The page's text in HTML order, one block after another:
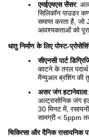
एमईएमएस सेंसर:
सिलिकॉन पाउडर
समाप्त करता है,
आवश्यकताओं को
धातु निर्माण के लिए पोस्ट-
सीएनसी पार्ट
काटने के तरल
मैन्युअल ब्रशिंग की
असर जंग हटानेवाला
अल्ट्रासोनिक जंग
30 मिनट में,
सामग्री < 5ppm
चिकित्सा और दैनिक रासायनिक